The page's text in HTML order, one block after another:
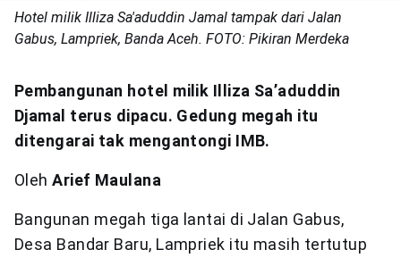
Hotel milik Illiza Sa'aduddin Jamal tampak dari Jalan
Gabus, Lampriek, Banda Aceh. FOTO: Pikiran Merdeka
Pembangunan hotel milik Illiza Sa’aduddin
Djamal terus dipacu. Gedung megah itu
ditengarai tak mengantongi IMB.
Oleh Arief Maulana
Bangunan megah tiga lantai di Jalan Gabus,
Desa Bandar Baru, Lampriek itu masih tertutup